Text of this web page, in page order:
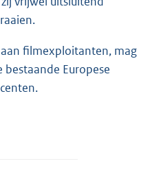
filmexploitanten, mag
Europese